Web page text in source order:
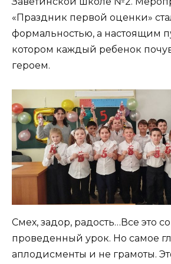
«Праздник первой оценки»
формальностью, а настоящим
котором каждый ребенок
героем.
Смех, задор, радость…Все это
проведенный урок. Но самое
аплодисменты и не грамоты.